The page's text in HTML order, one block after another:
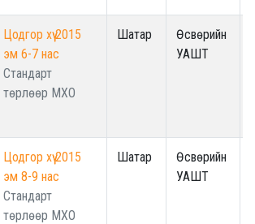
Цодгор хүү 2015
эм 6-7 нас
Стандарт
төрлөөр МХО
Шатар
Өсвөрийн
УАШТ
Цодгор хүү 2015
эм 8-9 нас
Стандарт
төрлөөр МХО
Шатар
Өсвөрийн
УАШТ